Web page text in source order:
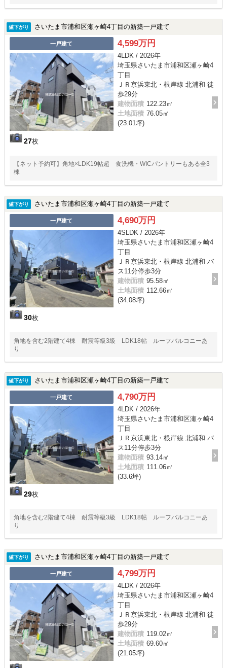
値下がり さいたま市浦和区瀬ヶ崎4丁目の新築一戸建て
一戸建て
27枚
4,599万円
4LDK / 2026年
埼玉県さいたま市浦和区瀬ヶ崎4
丁目
ＪＲ京浜東北・根岸線 北浦和 徒
歩29分
建物面積 122.23㎡
土地面積 76.05㎡
(23.01坪)
【ネット予約可】角地×LDK19帖超 食洗機・WICパントリーもある全3
棟
値下がり さいたま市浦和区瀬ヶ崎4丁目の新築一戸建て
一戸建て
30枚
4,690万円
4SLDK / 2026年
埼玉県さいたま市浦和区瀬ヶ崎4
丁目
ＪＲ京浜東北・根岸線 北浦和 バ
ス11分停歩3分
建物面積 95.58㎡
土地面積 112.66㎡
(34.08坪)
角地を含む2階建て4棟 耐震等級3級 LDK18帖 ルーフバルコニーあ
り
値下がり さいたま市浦和区瀬ヶ崎4丁目の新築一戸建て
一戸建て
29枚
4,790万円
4LDK / 2026年
埼玉県さいたま市浦和区瀬ヶ崎4
丁目
ＪＲ京浜東北・根岸線 北浦和 バ
ス11分停歩3分
建物面積 93.14㎡
土地面積 111.06㎡
(33.6坪)
角地を含む2階建て4棟 耐震等級3級 LDK18帖 ルーフバルコニーあ
り
値下がり さいたま市浦和区瀬ヶ崎4丁目の新築一戸建て
一戸建て 4,799万円
4LDK / 2026年
埼玉県さいたま市浦和区瀬ヶ崎4
丁目
ＪＲ京浜東北・根岸線 北浦和 徒
歩29分
建物面積 119.02㎡
土地面積 69.60㎡
(21.05坪)